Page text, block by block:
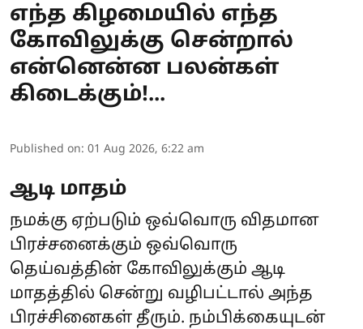
எந்த கிழமையில் எந்த
கோவிலுக்கு சென்றால்
என்னென்ன பலன்கள்
கிடைக்கும்!...
Published on: 01 Aug 2026, 6:22 am
ஆடி மாதம்
நமக்கு ஏற்படும் ஒவ்வொரு விதமான
பிரச்சனைக்கும் ஒவ்வொரு
தெய்வத்தின் கோவிலுக்கும் ஆடி
மாதத்தில் சென்று வழிபட்டால் அந்த
பிரச்சினைகள் தீரும். நம்பிக்கையுடன்